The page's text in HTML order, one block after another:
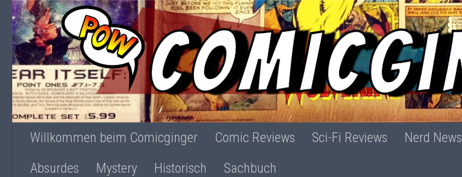
Zum Inhalt springen
Willkommen beim Comicginger Comic Reviews Sci-Fi Reviews Nerd News
Absurdes
Mystery Historisch Sachbuch